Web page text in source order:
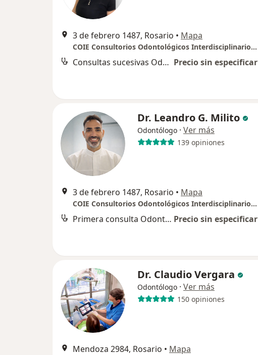
3 de febrero 1487, Rosario • Mapa
COIE Consultorios Odontológicos Interdisciplinarios Rosario
Consultas sucesivas Odontología Precio sin especificar
Dr. Leandro G. Milito
Odontólogo · Ver más
139 opiniones
3 de febrero 1487, Rosario • Mapa
COIE Consultorios Odontológicos Interdisciplinarios Rosario
Primera consulta Odontología Precio sin especificar
Dr. Claudio Vergara
Odontólogo · Ver más
150 opiniones
Mendoza 2984, Rosario • Mapa